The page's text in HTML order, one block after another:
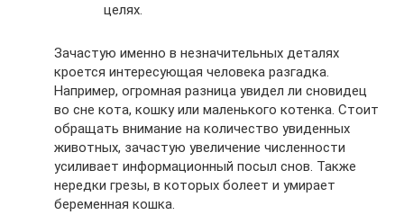
целях.
Зачастую именно в незначительных деталях
кроется интересующая человека разгадка.
Например, огромная разница увидел ли сновидец
во сне кота, кошку или маленького котенка. Стоит
обращать внимание на количество увиденных
животных, зачастую увеличение численности
усиливает информационный посыл снов. Также
нередки грезы, в которых болеет и умирает
беременная кошка.